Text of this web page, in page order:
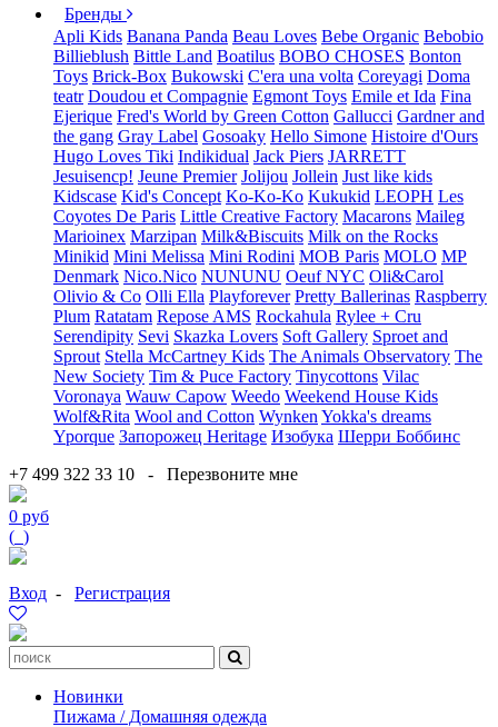
Бренды
Apli Kids Banana Panda Beau Loves Bebe Organic Bebobio
Billieblush Bittle Land Boatilus BOBO CHOSES Bonton
Toys Brick-Box Bukowski C'era una volta Coreyagi Doma
teatr Doudou et Compagnie Egmont Toys Emile et Ida Fina
Ejerique Fred's World by Green Cotton Gallucci Gardner and
the gang Gray Label Gosoaky Hello Simone Histoire d'Ours
Hugo Loves Tiki Indikidual Jack Piers JARRETT
Jesuisencp! Jeune Premier Jolijou Jollein Just like kids
Kidscase Kid's Concept Ko-Ko-Ko Kukukid LEOPH Les
Coyotes De Paris Little Creative Factory Macarons Maileg
Marioinex Marzipan Milk&Biscuits Milk on the Rocks
Minikid Mini Melissa Mini Rodini MOB Paris MOLO MP
Denmark Nico.Nico NUNUNU Oeuf NYC Oli&Carol
Olivio & Co Olli Ella Playforever Pretty Ballerinas Raspberry
Plum Ratatam Repose AMS Rockahula Rylee + Cru
Serendipity Sevi Skazka Lovers Soft Gallery Sproet and
Sprout Stella McCartney Kids The Animals Observatory The
New Society Tim & Puce Factory Tinycottons Vilac
Voronaya Wauw Capow Weedo Weekend House Kids
Wolf&Rita Wool and Cotton Wynken Yokka's dreams
Yporque Запорожец Heritage Изобука Шерри Боббинс
+7 499 322 33 10 - Перезвоните мне
0 руб
( )
Вход - Регистрация
Новинки
Пижама / Домашняя одежда